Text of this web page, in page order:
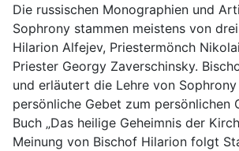
Die russischen Monographien und
Sophrony stammen meistens von
Hilarion Alfejev, Priestermönch
Priester Georgy Zaverschinsky.
und erläutert die Lehre von
persönliche Gebet zum persönlichen
Buch „Das heilige Geheimnis der
Meinung von Bischof Hilarion folgt